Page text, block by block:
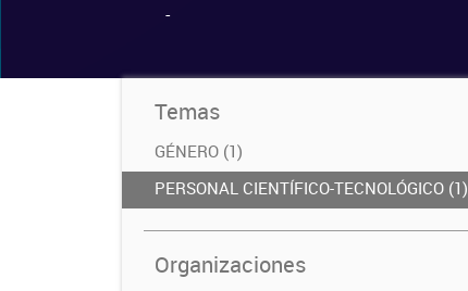
-
Temas
GÉNERO (1)
PERSONAL CIENTÍFICO-TECNOLÓGICO (1)
Organizaciones